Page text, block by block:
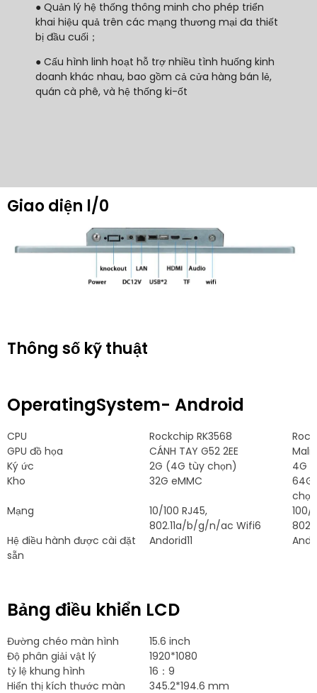
● Quản lý hệ thống thông minh cho phép triển
khai hiệu quả trên các mạng thương mại đa thiết
bị đầu cuối；
● Cấu hình linh hoạt hỗ trợ nhiều tình huống kinh
doanh khác nhau, bao gồm cả cửa hàng bán lẻ,
quán cà phê, và hệ thống ki-ốt
Giao diện l/0
Thông số kỹ thuật
OperatingSystem- Android
CPU Rockchip RK3568
GPU đồ họa
CÁNH TAY G52 2EE
Ký ức
2G (4G tùy chọn)
4G
Kho
32G eMMC 64G
Mạng
10/100 RJ45,
802.11a/b/g/n/ac Wifi6
100/
Hệ điều hành được cài đặt
sẵn
Andorid11
Bảng điều khiển LCD
Đường chéo màn hình
15.6 inch
Độ phân giải vật lý
1920*1080
tỷ lệ khung hình
16：9
Hiển thị kích thước màn
345.2*194.6 mm